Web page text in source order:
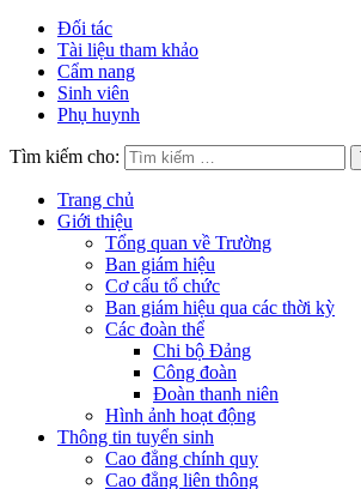
Đối tác
Tài liệu tham khảo
Cẩm nang
Sinh viên
Phụ huynh
Tìm kiếm cho:
Trang chủ
Giới thiệu
Tổng quan về Trường
Ban giám hiệu
Cơ cấu tổ chức
Ban giám hiệu qua các thời kỳ
Các đoàn thể
Chi bộ Đảng
Công đoàn
Đoàn thanh niên
Hình ảnh hoạt động
Thông tin tuyển sinh
Cao đẳng chính quy
Cao đẳng liên thông